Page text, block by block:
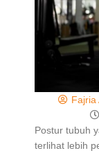
Fajria
Postur tubuh
terlihat lebih